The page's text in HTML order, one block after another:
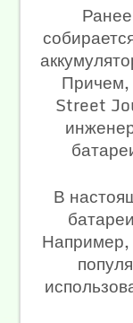
Причем,
Street
В
Например,